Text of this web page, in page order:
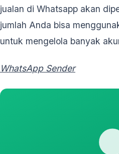
jualan di Whatsapp akan
jumlah Anda bisa
untuk mengelola banyak
WhatsApp Sender